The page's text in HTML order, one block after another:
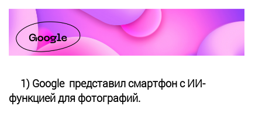
1) Google представил смартфон с ИИ-
функцией для фотографий.